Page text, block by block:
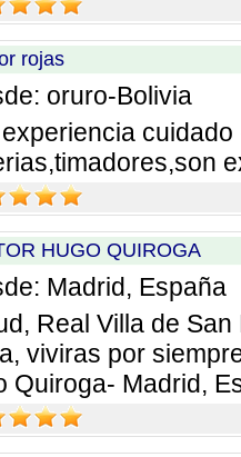
rojas
oruro-Bolivia
HUGO QUIROGA
Madrid, España
Real Villa de
viviras por
Quiroga- Madrid,